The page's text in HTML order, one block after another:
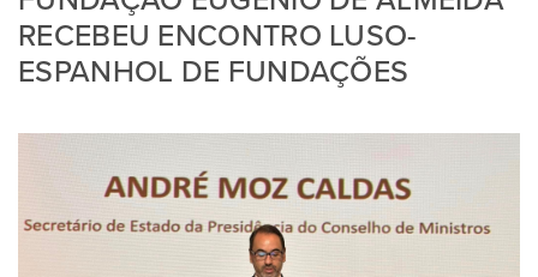
RECEBEU ENCONTRO LUSO-
ESPANHOL DE FUNDAÇÕES